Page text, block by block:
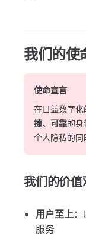
我们的使
使命宣言
在日益数字
捷、可靠的
个人隐私的同
我们的价值
用户至上
服务